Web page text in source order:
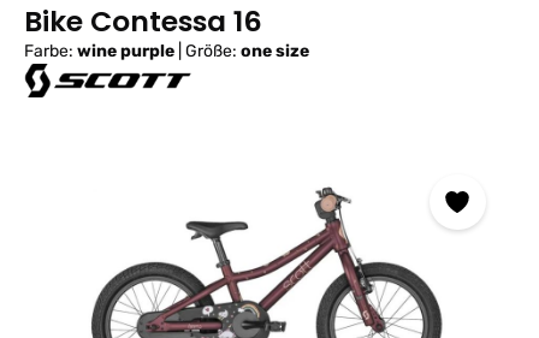
Bike Contessa 16
Farbe: wine purple Größe: one size